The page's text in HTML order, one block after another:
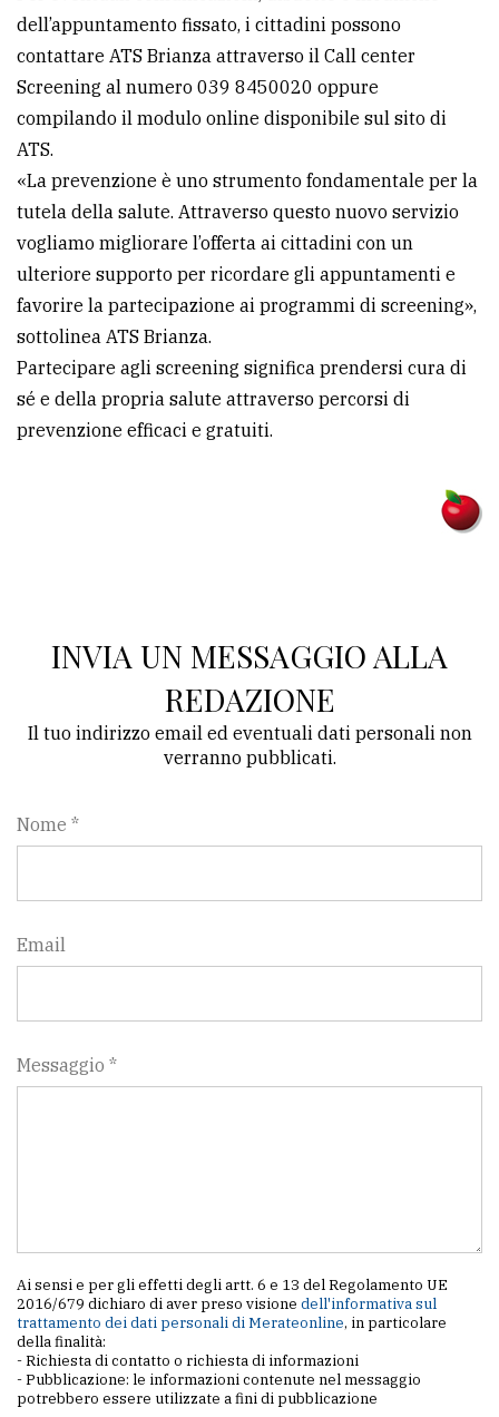
dell’appuntamento fissato, i cittadini possono
contattare ATS Brianza attraverso il Call center
Screening al numero 039 8450020 oppure
compilando il modulo online disponibile sul sito di
ATS.
«La prevenzione è uno strumento fondamentale per la
tutela della salute. Attraverso questo nuovo servizio
vogliamo migliorare l’offerta ai cittadini con un
ulteriore supporto per ricordare gli appuntamenti e
favorire la partecipazione ai programmi di screening»,
sottolinea ATS Brianza.
Partecipare agli screening significa prendersi cura di
sé e della propria salute attraverso percorsi di
prevenzione efficaci e gratuiti.
INVIA UN MESSAGGIO ALLA
REDAZIONE
Il tuo indirizzo email ed eventuali dati personali non
verranno pubblicati.
Nome *
Email
Messaggio *
Ai sensi e per gli effetti degli artt. 6 e 13 del Regolamento UE
2016/679 dichiaro di aver preso visione dell'informativa sul
trattamento dei dati personali di Merateonline, in particolare
della finalità:
- Richiesta di contatto o richiesta di informazioni
- Pubblicazione: le informazioni contenute nel messaggio
potrebbero essere utilizzate a fini di pubblicazione